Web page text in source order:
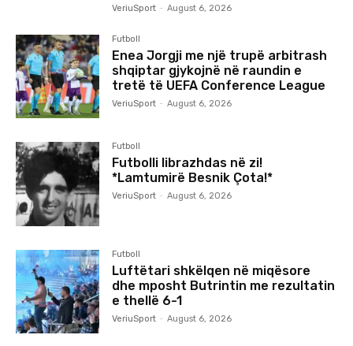
VeriuSport - August 6, 2026
Futboll
Enea Jorgji me një trupë arbitrash
shqiptar gjykojnë në raundin e
tretë të UEFA Conference League
VeriuSport - August 6, 2026
Futboll
Futbolli librazhdas në zi!
*Lamtumirë Besnik Çota!*
VeriuSport - August 6, 2026
Futboll
Luftëtari shkëlqen në miqësore
dhe mposht Butrintin me rezultatin
e thellë 6-1
VeriuSport - August 6, 2026